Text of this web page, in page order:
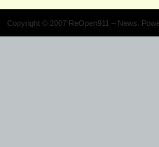
Copyright © 2007 ReOpen911 – News.